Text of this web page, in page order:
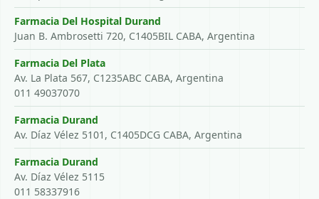
Farmacia Del Hospital Durand
Juan B. Ambrosetti 720, C1405BIL CABA, Argentina
Farmacia Del Plata
Av. La Plata 567, C1235ABC CABA, Argentina
011 49037070
Farmacia Durand
Av. Díaz Vélez 5101, C1405DCG CABA, Argentina
Farmacia Durand
Av. Díaz Vélez 5115
011 58337916